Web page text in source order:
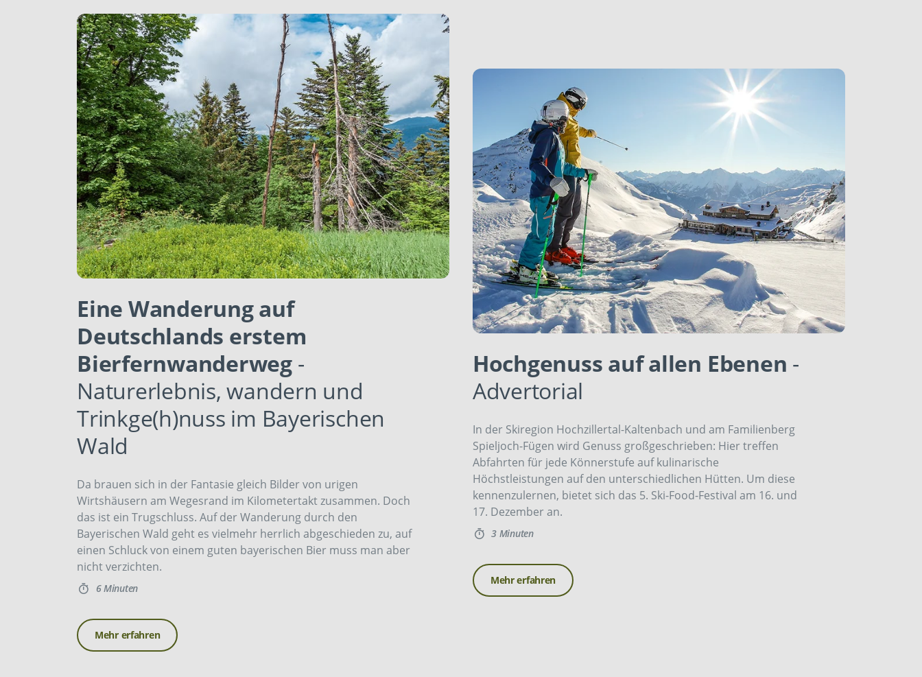
Eine Wanderung auf
Deutschlands erstem
Bierfernwanderweg -
Naturerlebnis, wandern und
Trinkge(h)nuss im Bayerischen
Wald
Da brauen sich in der Fantasie gleich Bilder von urigen
Wirtshäusern am Wegesrand im Kilometertakt zusammen. Doch
das ist ein Trugschluss. Auf der Wanderung durch den
Bayerischen Wald geht es vielmehr herrlich abgeschieden zu, auf
einen Schluck von einem guten bayerischen Bier muss man aber
nicht verzichten.
6 Minuten
Mehr erfahren
Hochgenuss auf allen Ebenen -
Advertorial
In der Skiregion Hochzillertal-Kaltenbach und am Familienberg
Spieljoch-Fügen wird Genuss großgeschrieben: Hier treffen
Abfahrten für jede Könnerstufe auf kulinarische
Höchstleistungen auf den unterschiedlichen Hütten. Um diese
kennenzulernen, bietet sich das 5. Ski-Food-Festival am 16. und
17. Dezember an.
3 Minuten
Mehr erfahren